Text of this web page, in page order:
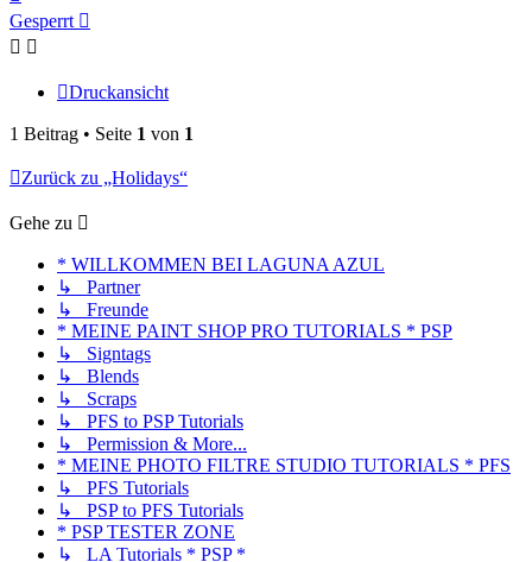
oben
Gesperrt
Druckansicht
1 Beitrag • Seite 1 von 1
Zurück zu „Holidays“
Gehe zu
* WILLKOMMEN BEI LAGUNA AZUL
↳ Partner
↳ Freunde
* MEINE PAINT SHOP PRO TUTORIALS * PSP
↳ Signtags
↳ Blends
↳ Scraps
↳ PFS to PSP Tutorials
↳ Permission & More...
* MEINE PHOTO FILTRE STUDIO TUTORIALS * PFS
↳ PFS Tutorials
↳ PSP to PFS Tutorials
* PSP TESTER ZONE
↳ LA Tutorials * PSP *